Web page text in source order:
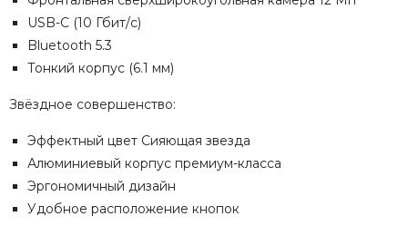
USB-C (10 Гбит/с)
Bluetooth 5.3
Тонкий корпус (6.1 мм)
Звёздное совершенство:
Эффектный цвет Сияющая звезда
Алюминиевый корпус премиум-класса
Эргономичный дизайн
Удобное расположение кнопок